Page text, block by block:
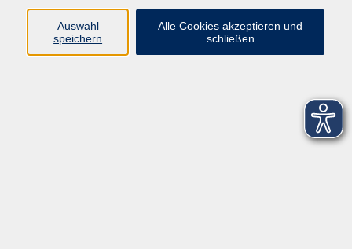
Auswahl
speichern
Alle Cookies akzeptieren und
schließen